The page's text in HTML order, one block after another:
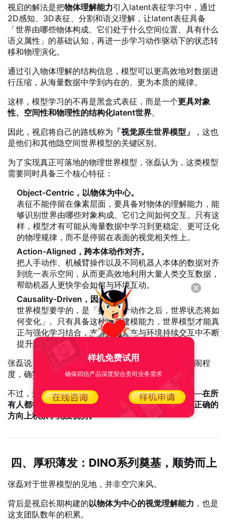
视启的解法是把物体理解能力引入latent表征学习中，通过
2D感知、3D表征、分割和语义理解，让latent表征具备
「世界由哪些物体构成、它们处于什么空间位置、具有什么
语义属性」的基础认知，再进一步学习动作驱动下的状态转
移和物理演化。
通过引入物体理解的结构信息，模型可以更高效地对数据进
行压缩，从海量数据中学到内在的、更为本质的规律。
这样，模型学习的不再是黑盒式表征，而是一个更具对象
性、空间性和物理性的结构化latent世界。
因此，视启将自己的路线称为 「视觉原生世界模型」
，这也
是他们和其他隐空间世界模型的关键区别。
为了实现真正可落地的物理世界模型，张磊认为，这类模型
需要同时具备三个核心特征：
Object-Centric，以物体为中心。
表征不能停留在像素层面，要具备对物体的理解能力，能
够识别世界由哪些对象构成、它们之间如何交互。只有这
样，模型才有可能从海量数据中学习到更稳定、更可泛化
的物理规律，而不是停留在表面的视觉相关性上。
Action-Aligned，跨本体动作对齐。
把人手动作、机械臂操作以及不同机器人本体的数据对齐
到统一表示空间，从而更高效地利用大量人类交互数据，
帮助机器人更快学会如何与环境互动。
Causality-Driven，因果驱动。
世界模型要学的，是「执行某个动作之后，世界状态将如
何变化」。只有具备这种因果建模能力，世界模型才能真
正与强化学习结合，支持机器人在与环境持续交互中不断
提升决策、学习和泛化能力。
张磊说，视启对方向的判断始终正确，只是赛道的热闹程
度，确实超出了当初的预想。
不过，这反而印证了视启坚守隐空间路线的前瞻性——在所
有人都往像素空间冲的时候，视启已经在更难、也更正确的
方向上积累了先发优势。
四、厚积薄发：DINO系列奠基，顺势而上
张磊对于世界模型的见地，并非空穴来风。
背后是视启长期构建的以物体为中心的视觉理解能力 ，也是
这支团队数年的积累。
样机免费试用
确保四信产品深度契合贵司业务需求